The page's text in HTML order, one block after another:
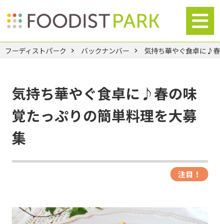
フーディストパーク バックナンバー 気持ち華やぐ食卓に♪
気持ち華やぐ食卓に♪春の味
覚たっぷりの簡単料理を大募
集
注目！